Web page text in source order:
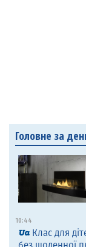
Головне за
10:44
Клас для